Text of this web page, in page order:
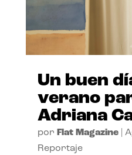
Un buen
verano
Adriana
por Flat Magazine|
Reportaje